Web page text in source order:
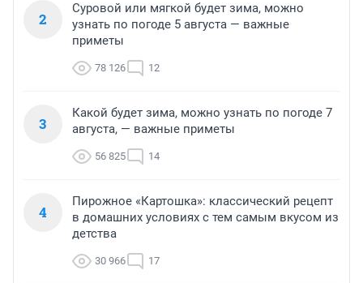
2
Суровой или мягкой будет зима, можно
узнать по погоде 5 августа — важные
приметы
78 126 12
3
Какой будет зима, можно узнать по погоде 7
августа, — важные приметы
56 825 14
4
Пирожное «Картошка»: классический рецепт
в домашних условиях с тем самым вкусом из
детства
30 966 17